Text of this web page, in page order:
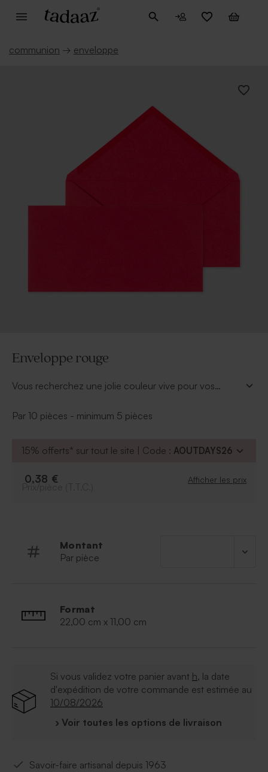
communion → enveloppe
Enveloppe rouge
Vous recherchez une jolie couleur vive pour vos
Par 10 pièces - minimum 5 pièces
15% offerts* sur tout le site | Code : AOUTDAYS26
0,38 € Afficher les prix
Montant
Par pièce
Format
22,00 cm x 11,00 cm
Si vous validez votre panier avant h, la date
d'expédition de votre commande est estimée au
10/08/2026
› Voir toutes les options de livraison
Savoir-faire artisanal depuis 1963